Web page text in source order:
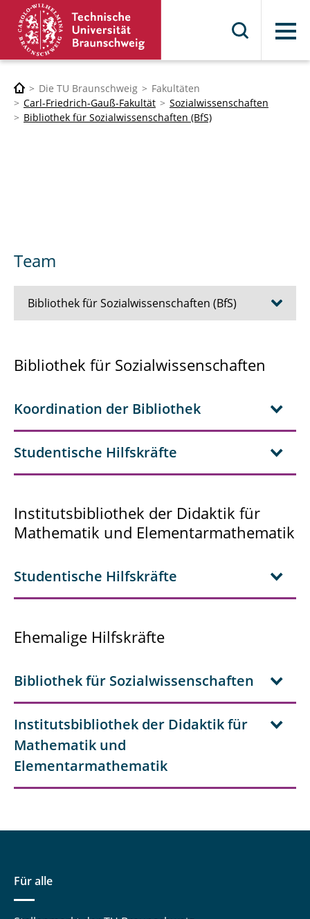
Menü
Die TU Braunschweig
Fakultäten
Carl-Friedrich-Gauß-Fakultät
Sozialwissenschaften
Bibliothek für Sozialwissenschaften (BfS)
Team
Bibliothek für Sozialwissenschaften (BfS)
Team
Benutzungsordnung
Kataloge/Datenbanken
Zeitschriften
Geräte-Verleih
Bibliothek für Sozialwissenschaften von A bis
Z
Bibliothek für Sozialwissenschaften
Koordination der Bibliothek
Studentische Hilfskräfte
Institutsbibliothek der Didaktik für
Mathematik und Elementarmathematik
Studentische Hilfskräfte
Ehemalige Hilfskräfte
Bibliothek für Sozialwissenschaften
Institutsbibliothek der Didaktik für
Mathematik und
Elementarmathematik
Für alle